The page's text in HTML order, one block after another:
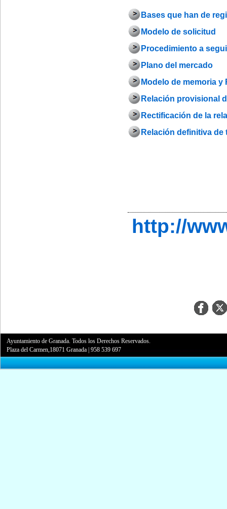
Bases que han de
Modelo de solicitud
Procedimiento a
Plano del mercado
Modelo de memoria
Relación provisional
Rectificación de la
Relación definitiva
http://
Ayuntamiento de Granada. Todos los Derechos Reservados.
Plaza del Carmen,18071 Granada |958 539 697